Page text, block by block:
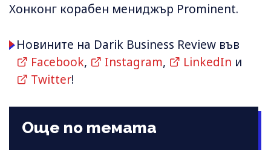
Хонконг корабен мениджър Prominent.
Новините на Darik Business Review във
Facebook, Instagram, LinkedIn и
Twitter!
Още по темата